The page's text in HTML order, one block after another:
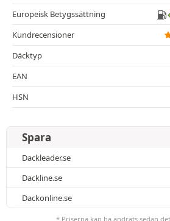
Europeisk Betygssättning
Kundrecensioner
Däcktyp
EAN
HSN
Spara
Dackleader.se
Dackline.se
Dackonline.se
* Priserna kan ha ändrats sedan